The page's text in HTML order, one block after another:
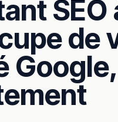
SEO
de
Google,